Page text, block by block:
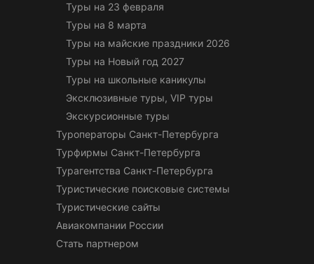
Туры на 23 февраля
Туры на 8 марта
Туры на майские праздники 2026
Туры на Новый год 2027
Туры на школьные каникулы
Эксклюзивные туры, VIP туры
Экскурсионные туры
Туроператоры Санкт-Петербурга
Турфирмы Санкт-Петербурга
Турагентства Санкт-Петербурга
Туристические поисковые системы
Туристические сайты
Авиакомпании России
Стать партнером